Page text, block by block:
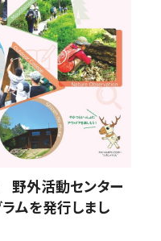
外活動センター
ムを発行しまし